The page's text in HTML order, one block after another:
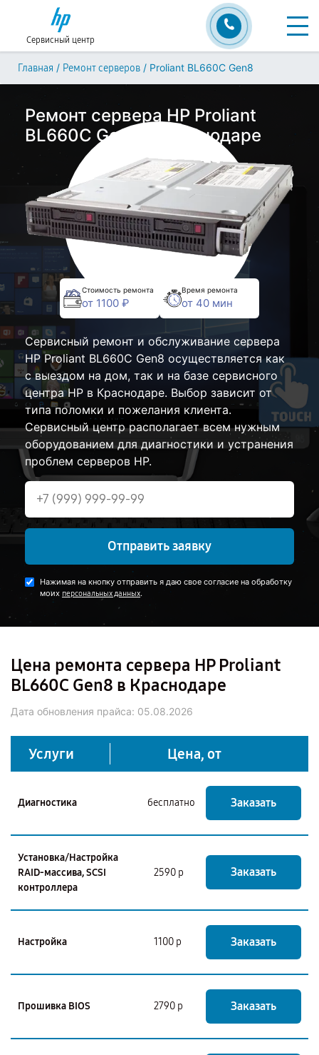
Сервисный центр
Главная / Ремонт серверов / Proliant BL660C Gen8
Ремонт сервера HP Proliant
BL660C Gen8 в Краснодаре
Стоимость ремонта
от 1100 ₽
Время ремонта
от 40 мин
Сервисный ремонт и обслуживание сервера
HP Proliant BL660C Gen8 осуществляется как
с выездом на дом, так и на базе сервисного
центра HP в Краснодаре. Выбор зависит от
типа поломки и пожелания клиента.
Сервисный центр располагает всем нужным
оборудованием для диагностики и устранения
проблем серверов HP.
Отправить заявку
Нажимая на кнопку отправить я даю свое согласие на обработку
моих персональных данных.
Цена ремонта сервера HP Proliant
BL660C Gen8 в Краснодаре
Дата обновления прайса: 05.08.2026
Услуги Цена, от
Диагностика бесплатно Заказать
Установка/Настройка
RAID-массива, SCSI
контроллера
2590 р Заказать
Настройка 1100 р Заказать
Прошивка BIOS 2790 р Заказать